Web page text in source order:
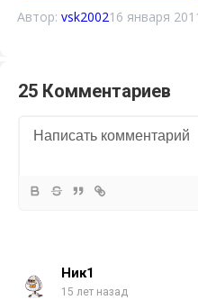
Автор:vsk200216 января
25 Комментариев
Ник1
15 лет назад